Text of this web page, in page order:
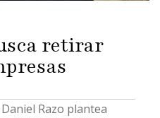
retirar
Razo plantea